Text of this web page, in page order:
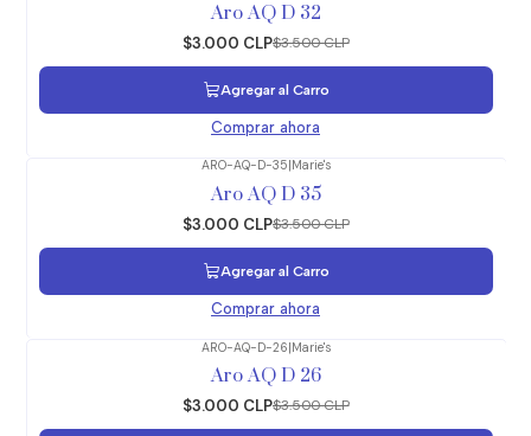
Aro AQ D 32
$3.000 CLP$3.500 CLP
Agregar al Carro
Comprar ahora
ARO-AQ-D-35 Marie's
Aro AQ D 35
$3.000 CLP$3.500 CLP
Agregar al Carro
Comprar ahora
ARO-AQ-D-26|Marie's
Aro AQ D 26
$3.000 CLP$3.500 CLP